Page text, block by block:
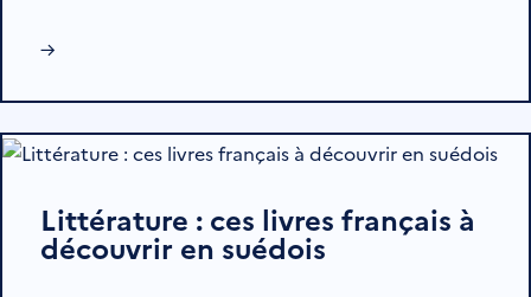
→
Littérature : ces livres français à
découvrir en suédois